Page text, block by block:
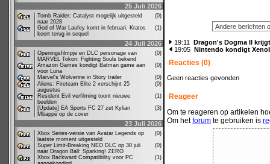
25 Juli 2026
Tomb Raider: Catalyst mogelijk uitgesteld
naar 2028
(0)
God of War Laufey komt in februari, Kratos
keert terug in sequel
(1)
24 Juli 2026
Openingsfilmpje en DLC personage van
MARVEL Tokon: Fighting Souls bekend
(0)
Amazon Games kondigt Batman game aan
voor Luna
(0)
Marvel's Wolverine in Story trailer
(0)
Aliens: Fireteam Elite 2 verschijnt 25
augustus
(0)
Resident Evil verfilming toont nieuwe
beelden
(1)
[Update] EA Sports FC 27 zet Kylian
Mbappé op de cover
(3)
23 Juli 2026
Xbox Series-versie van Avatar Legends op
laatste moment uitgesteld
(0)
Super Limit-Breaking NEO DLC op 30 juli
naar Dragon Ball: Sparking! ZERO
(0)
Xbox Backward Compatibility voor PC
(1)
19:11
Dragon's Dogma II
19:05 Nintendo kondigt
Reacties (0)
Geen reacties gevonden
Reageer
Om te reageren op artikelen
Om hetforum te gebruiken is